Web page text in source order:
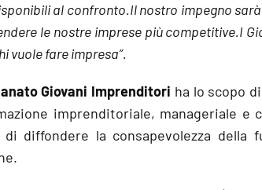
al confronto.Il nostro impegno
le nostre imprese più competitive.I
vuole fare impresa”.
Giovani Imprenditori ha lo scopo
imprenditoriale, manageriale e
diffondere la consapevolezza